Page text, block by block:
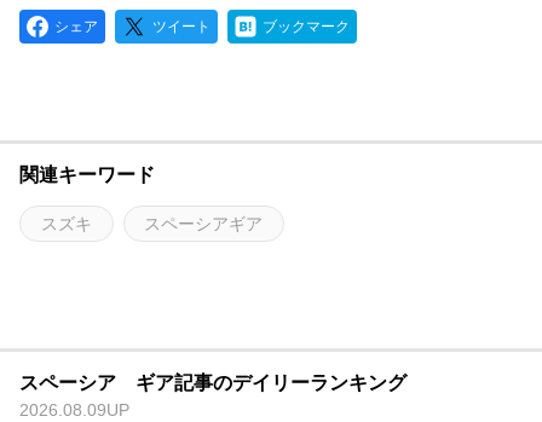
シェア ツイート ブックマーク
関連キーワード
スズキ スペーシアギア
スペーシア ギア記事のデイリーランキング
2026.08.09UP